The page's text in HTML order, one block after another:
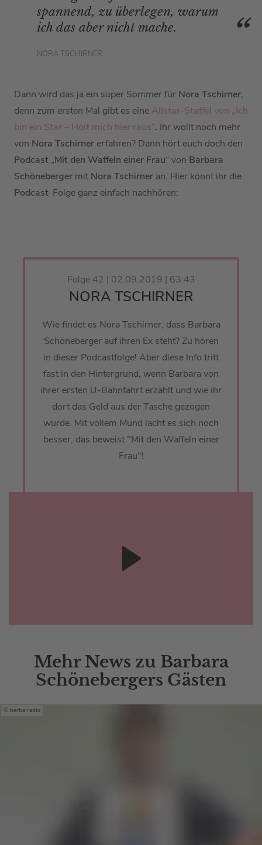
spannend, zu überlegen, warum
ich das aber nicht mache.
NORA TSCHIRNER
Dann wird das ja ein super Sommer für Nora Tschirner,
denn zum ersten Mal gibt es eine Allstar-Staffel von „Ich
bin ein Star – Holt mich hier raus“. Ihr wollt noch mehr
von Nora Tschirner erfahren? Dann hört euch doch den
Podcast „Mit den Waffeln einer Frau“ von Barbara
Schöneberger mit Nora Tschirner an. Hier könnt ihr die
Podcast-Folge ganz einfach nachhören:
Folge 42 | 02.09.2019 | 63:43
NORA TSCHIRNER
Wie findet es Nora Tschirner, dass Barbara
Schöneberger auf ihren Ex steht? Zu hören
in dieser Podcastfolge! Aber diese Info tritt
fast in den Hintergrund, wenn Barbara von
ihrer ersten U-Bahnfahrt erzählt und wie ihr
dort das Geld aus der Tasche gezogen
wurde. Mit vollem Mund lacht es sich noch
besser, das beweist "Mit den Waffeln einer
Frau"!
Mehr News zu Barbara
Schönebergers Gästen
barba radio